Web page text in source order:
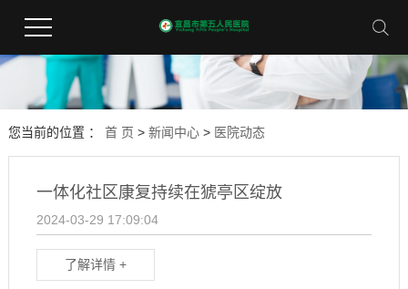
您当前的位置 ： 首 页 > 新闻中心> 医院动态
一体化社区康复持续在猇亭区绽放
2024-03-29 17:09:04
了解详情 +